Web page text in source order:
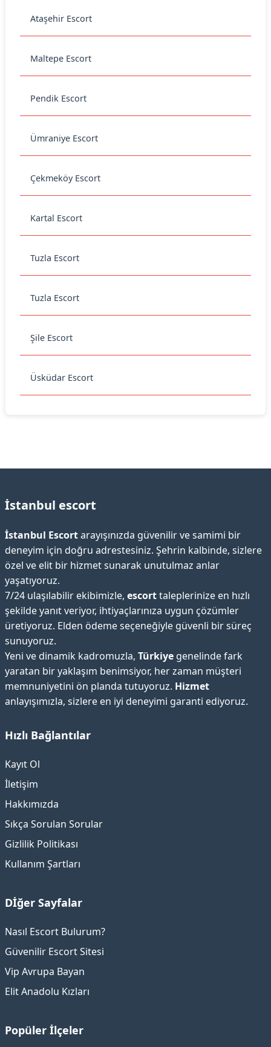
Ataşehir Escort
Maltepe Escort
Pendik Escort
Ümraniye Escort
Çekmeköy Escort
Kartal Escort
Tuzla Escort
Tuzla Escort
Şile Escort
Üsküdar Escort
İstanbul escort
İstanbul Escortarayışınızda güvenilir ve samimi bir
deneyim için doğru adrestesiniz. Şehrin kalbinde, sizlere
özel ve elit bir hizmet sunarak unutulmaz anlar
yaşatıyoruz.
7/24 ulaşılabilir ekibimizle, escorttaleplerinize en hızlı
şekilde yanıt veriyor, ihtiyaçlarınıza uygun çözümler
üretiyoruz. Elden ödeme seçeneğiyle güvenli bir süreç
sunuyoruz.
Yeni ve dinamik kadromuzla, Türkiye genelinde fark
yaratan bir yaklaşım benimsiyor, her zaman müşteri
memnuniyetini ön planda tutuyoruz. Hizmet
anlayışımızla, sizlere en iyi deneyimi garanti ediyoruz.
Hızlı Bağlantılar
Kayıt Ol
İletişim
Hakkımızda
Sıkça Sorulan Sorular
Gizlilik Politikası
Kullanım Şartları
Dİğer Sayfalar
Nasıl Escort Bulurum?
Güvenilir Escort Sitesi
Vip Avrupa Bayan
Elit Anadolu Kızları
Popüler İlçeler